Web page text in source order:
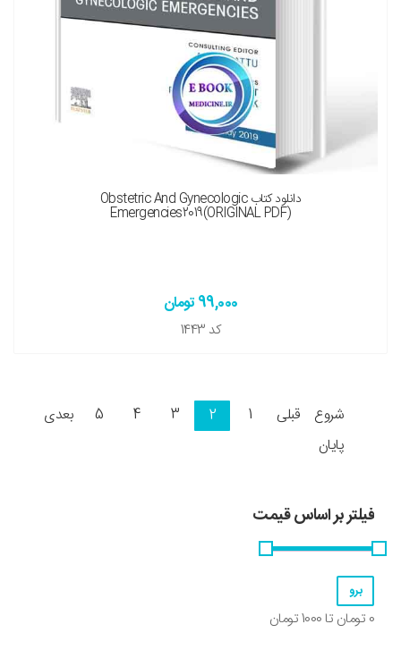
دانلود کتاب Obstetric And Gynecologic
Emergencies2019(ORIGINAL PDF)
99,000 تومان
کد 1443
شروع قبلی 1
2
3
4
5
بعدی
پایان
فیلتر بر اساس قیمت
0 تومان تا 1000تومان